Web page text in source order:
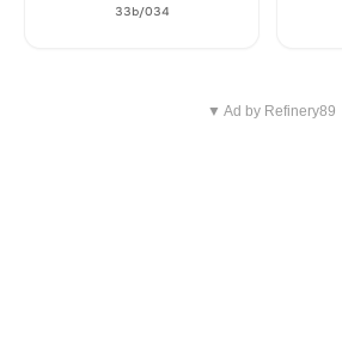
33b/034
▼ Ad by Refinery89